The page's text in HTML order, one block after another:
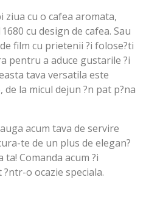
ziua cu o cafea aromata,
cu design de cafea. Sau
film cu prietenii ?i folose?ti
pentru a aduce gustarile ?i
tava versatila este
la micul dejun ?n pat p?na
acum tava de servire
te de un plus de elegan?
ta! Comanda acum ?i
o ocazie speciala.